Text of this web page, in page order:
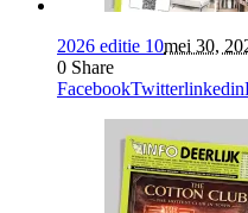
2026 editie 10mei 30,
0 Share
FacebookTwitterlinkedin